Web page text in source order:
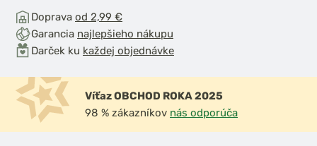
Doprava od 2,99 €
Garancia najlepšieho nákupu
Darček ku každej objednávke
Víťaz OBCHOD ROKA 2025
98 % zákazníkov nás odporúča